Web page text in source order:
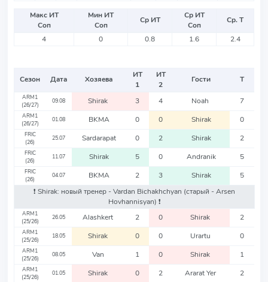
Макс ИТ
Соп
Мин ИТ
Соп
Ср ИТ
Ср ИТ
Соп
Ср. Т
4
0 0.8 1.6 2.4
Сезон Дата Хозяева
ИТ
1
ИТ
2
Гости Т
ARM1
(26/27)
09.08 Shirak 3 4 Noah 7
ARM1
(26/27)
01.08 BKMA 0 0 Shirak 0
FRIC
(26)
25.07 Sardarapat 0 2 Shirak 2
FRIC
(26)
11.07 Shirak 5 0 Andranik 5
FRIC
(26)
04.07 BKMA 2 3 Shirak
5
❗️ Shirak: новый тренер - Vardan Bichakhchyan (старый - Arsen
Hovhannisyan) ❗️
ARM1
(25/26)
26.05 Alashkert 2 0 Shirak 2
ARM1
(25/26)
18.05 Shirak 0 0 Urartu 0
ARM1
(25/26)
08.05 Van 1 0 Shirak 1
ARM1
(25/26)
01.05 Shirak 0 2 Ararat Yer 2